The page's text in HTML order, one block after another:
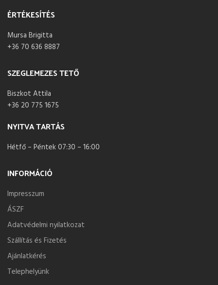
ÉRTÉKESÍTÉS
Mursa Brigitta
+36 70 636 8887
SZEGLEMEZES TETŐ
Biszkot Attila
+36 20 775 1675
NYITVA TARTÁS
Hétfő – Péntek 07:30 – 16:00
INFORMÁCIÓ
Impresszum
ÁSZF
Adatvédelmi nyilatkozat
Szállítás és Fizetés
Ajánlatkérés
Telephelyünk